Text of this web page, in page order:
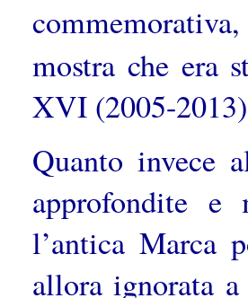
commemorativa,
mostra che era
XVI (2005-
Quanto invece
approfondite e
l’antica Marca
allora ignorata